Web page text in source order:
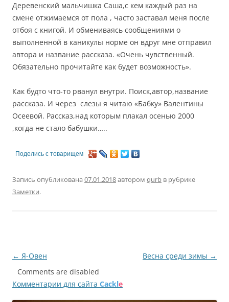
Деревенский мальчишка Саша,с кем каждый раз на
смене отжимаемся от пола , часто заставал меня после
отбоя с книгой. И обмениваясь сообщениями о
выполненной в каникулы норме он вдруг мне отправил
автора и название рассказа. «Очень чувственный.
Обязательно прочитайте как будет возможность».
Как будто что-то рванул внутри. Поиск,автор,название
рассказа. И через слезы я читаю «Бабку» Валентины
Осеевой. Рассказ,над которым плакал осенью 2000
,когда не стало бабушки…..
Поделись с товарищем
Запись опубликована 07.01.2018автором qurb в рубрике
Заметки.
Навигация
по
записям
← Я-Овен Весна среди зимы →
Comments are disabled
Комментарии для сайта Cackle